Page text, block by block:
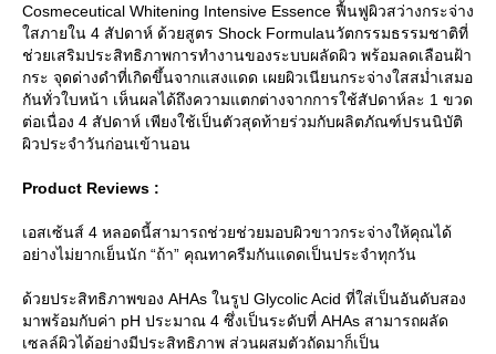
Cosmeceutical Whitening Intensive Essence ฟื้นฟูผิวสว่างกระจ่าง
สภายใน 4 สัปดาห์ ด้วยสูตร Shock Formulaนวัตกรรมธรรมชาติที่
ช่วยเสริมประสิทธิภาพการทำงานของระบบผลัดผิว พร้อมลดเลือนฝ้า
กระ จุดด่างดำที่เกิดขึ้นจากแสงแดด เผยผิวเนียนกระจ่างใสสม่ำเสมอ
กันทั่วใบหน้า เห็นผลได้ถึงความแตกต่างจากการใช้สัปดาห์ละ 1 ขวด
ต่อเนื่อง 4 สัปดาห์ เพียงใช้เป็นตัวสุดท้ายร่วมกับผลิตภัณฑ์ปรนนิบัติ
ผิวประจำวันก่อนเข้านอน
Product Reviews :
เอสเซ้นส์ 4 หลอดนี้สามารถช่วยช่วยมอบผิวขาวกระจ่างให้คุณได้
อย่างไม่ยากเย็นนัก “ถ้า” คุณทาครีมกันแดดเป็นประจำทุกวัน
ด้วยประสิทธิภาพของ AHAs ในรูป Glycolic Acid ที่ใส่เป็นอันดับสอง
มาพร้อมกับค่า pH ประมาณ 4 ซึ่งเป็นระดับที่ AHAs สามารถผลัด
เซลล์ผิวได้อย่างมีประสิทธิภาพ ส่วนผสมตัวถัดมาก็เป็น